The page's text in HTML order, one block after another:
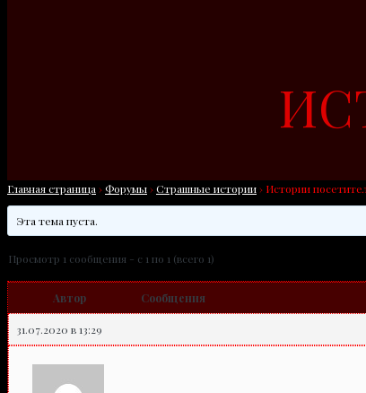
Главная страница ›Форумы›Страшные истории› Истории
Эта тема пуста.
Просмотр 1 сообщения - с 1 по 1 (всего 1)
Автор Сообщения
31.07.2020 в 13:29